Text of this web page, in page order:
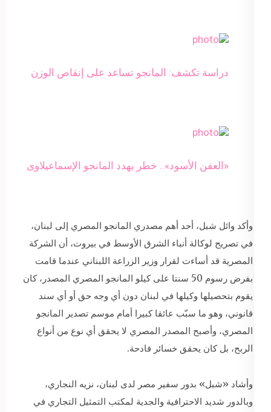
دراسة تكشف: المانجو تساعد على إنقاص الوزن
«العفن الأسود».. خطر يهدد المانجو الإسماعيلاوى
وأكد وائل شبل، أحد أهم مصدري المانجو المصري إلى لبنان،
في تصريح لوكالة أنباء الشرق الأوسط في بيروت، أن الشركة
المصرية قد أساءت لقرار وزير الزراعة اللبناني عندما قامت
بفرض رسوم 50 سنتا على كيلو المانجو المصري المصدر، كان
يقوم بتحصيلها وكيلها في لبنان دون أي وجه حق أو أي سند
قانوني، وهو ما سبّب عائقا كبيرا أمام موسم تصدير المانجو
المصري، وأصبح المصدر المصري لا يحقق أي نوع من أنواع
الربح، بل كان يحقق خسائر فادحة.
وأشاد «شبل» بدور سفير مصر لدى لبنان، نزيه النجاري،
وبالدور شديد الاحترافية والجدية لمكتب التمثيل التجاري في